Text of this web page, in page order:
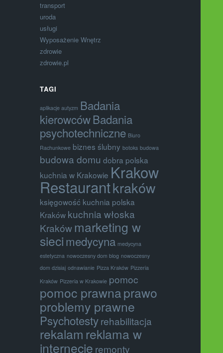
transport
uroda
usługi
Wyposażenie Wnętrz
zdrowie
zdrowie.pl
TAGI
aplikacje autyzm Badania
kierowcówBadania
psychotechniczne Biuro
Rachunkowe biznes ślubny botoks budowa
budowa domu dobra polska
kuchnia w Krakowie Krakow
Restaurantkraków
księgowość kuchnia polska
Kraków kuchnia włoska
Krakówmarketing w
siecimedycyna medycyna
estetyczna nowoczesny dom blog nowoczesny
dom dzisiaj odnawianie Pizza Kraków Pizzeria
Kraków Pizzeria w Krakowie pomoc
pomoc prawnaprawo
problemy prawne
Psychotestyrehabilitacja
rekalam reklama w
internecie remonty